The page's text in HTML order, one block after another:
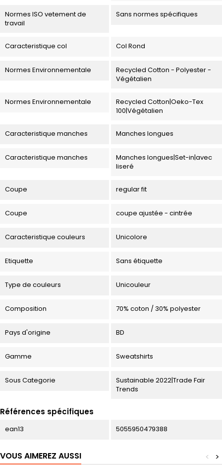
Normes ISO vetement de
travail
Sans normes spécifiques
Caracteristique col Col Rond
Normes Environnementale
Recycled Cotton - Polyester -
Végétalien
Normes Environnementale
Recycled Cotton|Oeko-Tex
100|Végétalien
Caracteristique manches Manches longues
Caracteristique manches
Manches longues|Set-in|avec
liseré
Coupe regular fit
Coupe coupe ajustée - cintrée
Caracteristique couleurs Unicolore
Etiquette Sans étiquette
Type de couleurs Unicouleur
Composition 70% coton / 30% polyester
Pays d'origine BD
Gamme Sweatshirts
Sous Categorie
Sustainable 2022|Trade Fair
Trends
Références spécifiques
ean13 5055950479388
VOUS AIMEREZ AUSSI >
<